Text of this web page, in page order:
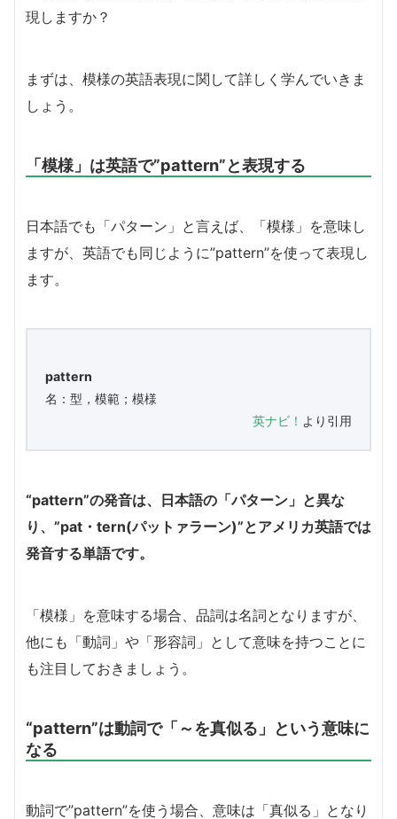
現しますか？
まずは、模様の英語表現に関して詳しく学んでいきま
しょう。
「模様」は英語で”pattern”と表現する
日本語でも「パターン」と言えば、「模様」を意味し
ますが、英語でも同じように”pattern”を使って表現し
ます。
pattern
名：型，模範；模様
英ナビ！ より引用
“pattern”の発音は、日本語の「パターン」と異な
り、”pat・tern(パットァラーン)”とアメリカ英語では
発音する単語です。
「模様」を意味する場合、品詞は名詞となりますが、
他にも「動詞」や「形容詞」として意味を持つことに
も注目しておきましょう。
“pattern”は動詞で「～を真似る」という意味に
なる
動詞で”pattern”を使う場合、意味は「真似る」となり